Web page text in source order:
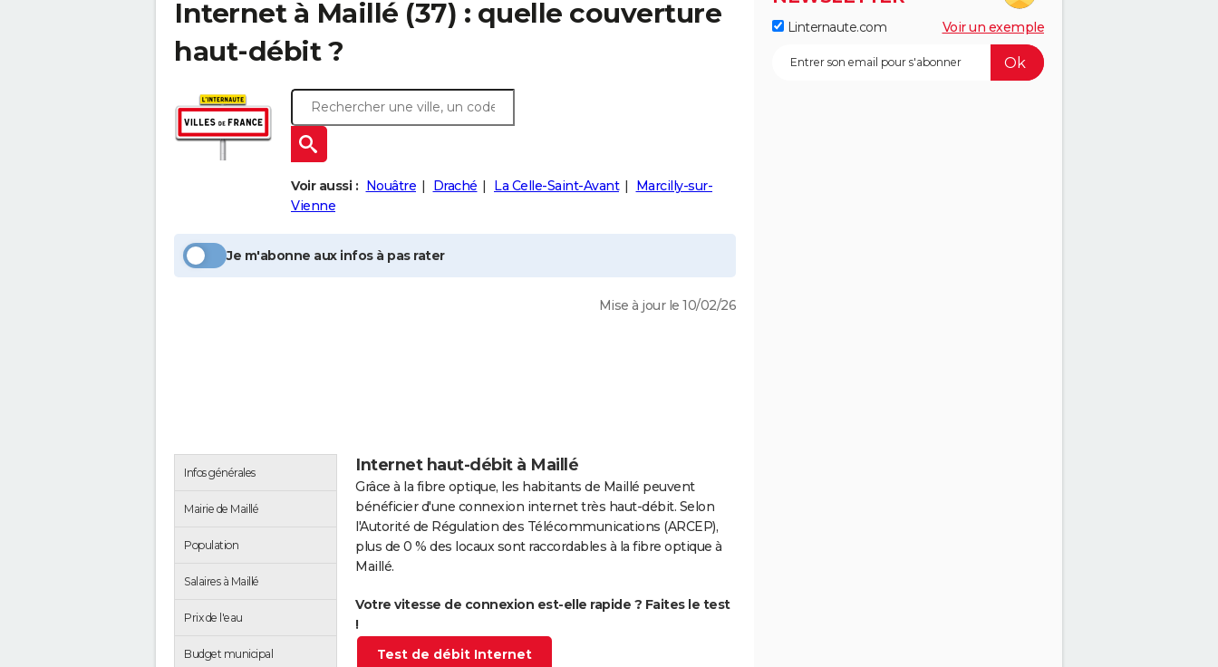
Internet à Maillé (37) : quelle couverture
haut-débit ?
Voir aussi : Nouâtre Draché La Celle-Saint-Avant
Marcilly-sur-
Vienne
Je m'abonne aux infos à pas rater
Mise à jour le 10/02/26
Infos générales
Mairie de Maillé
Population
Salaires à Maillé
Prix de l'eau
Budget municipal
Internet haut-débit à Maillé
Grâce à la fibre optique, les habitants de Maillé peuvent
bénéficier d'une connexion internet très haut-débit. Selon
l'Autorité de Régulation des Télécommunications (ARCEP),
plus de 0 % des locaux sont raccordables à la fibre optique à
Maillé.
Votre vitesse de connexion est-elle rapide ? Faites le test
!
Test de débit Internet
Linternaute.com Voir un exemple